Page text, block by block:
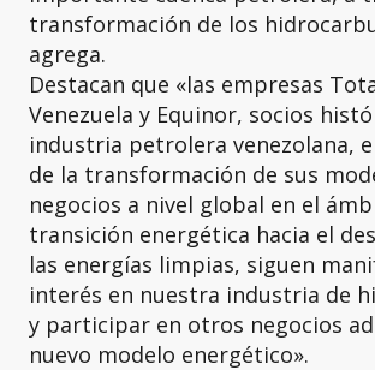
transformación de los
agrega.
Destacan que «las empresas
Venezuela y Equinor, socios
industria petrolera venezolana,
de la transformación de sus
negocios a nivel global en el
transición energética hacia el
las energías limpias, siguen
interés en nuestra industria de
y participar en otros negocios
nuevo modelo energético».